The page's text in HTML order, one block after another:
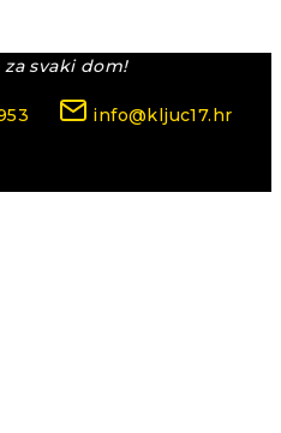
svaki dom!
info@kljuc17.hr